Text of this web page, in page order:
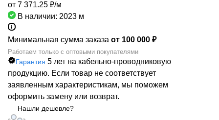
сертификаты качества от производителей, а также
сертификат соответствия Госстандарта. Это является
гарантом надежности и долгой эксплуатации. Мы
готовы предоставить вам любой необходимый объем
кабеля ВБШв-ХЛ 3х240 с быстрой доставкой по всей
России. Наши склады расположены по всей стране, а
сотрудничество с крупными предприятиями кабельной
отрасли обеспечивает скорость логистики и
ассортимент продукции. Номенклатура каталога
содержит более 70000 маркоразмеров.
от 7 371.25 ₽/м
В наличии: 2023 м
Минимальная сумма заказа от 100 000 ₽
Работаем только с оптовыми покупателями
Гарантия 5 лет на кабельно-проводниковую
продукцию. Если товар не соответствует
заявленным характеристикам, мы поможем
оформить замену или возврат.
Нашли дешевле?